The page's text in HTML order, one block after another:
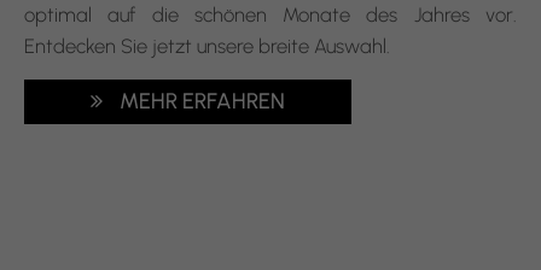
optimal auf die schönen Monate des Jahres vor.
Entdecken Sie jetzt unsere breite Auswahl.
MEHR ERFAHREN